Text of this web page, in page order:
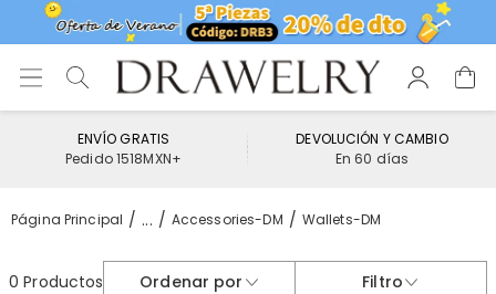
ENVÍO GRATIS
Pedido 1518MXN+
DEVOLUCIÓN Y CAMBIO
En 60 días
Página Principal ... Accessories-DM Wallets-DM
0 Productos Ordenar por Filtro